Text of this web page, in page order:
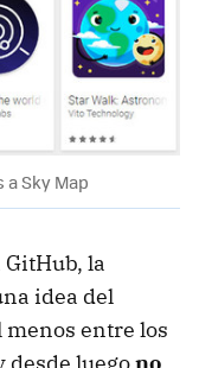
Sky Map
la
idea del
entre los
desde luegono